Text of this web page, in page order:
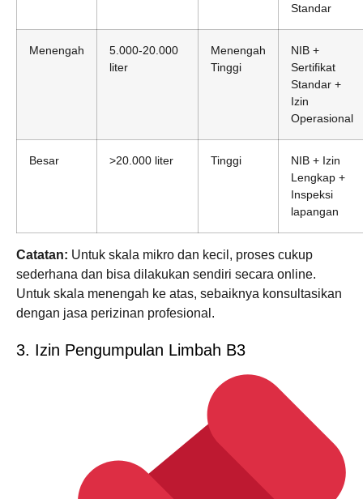
Standar
Menengah
5.000-20.000
liter
Menengah
Tinggi
NIB +
Sertifikat
Standar +
Izin
Operasional
Besar >20.000 liter Tinggi
NIB + Izin
Lengkap +
Inspeksi
lapangan
Catatan: Untuk skala mikro dan kecil, proses cukup
sederhana dan bisa dilakukan sendiri secara online.
Untuk skala menengah ke atas, sebaiknya konsultasikan
dengan jasa perizinan profesional.
3. Izin Pengumpulan Limbah B3